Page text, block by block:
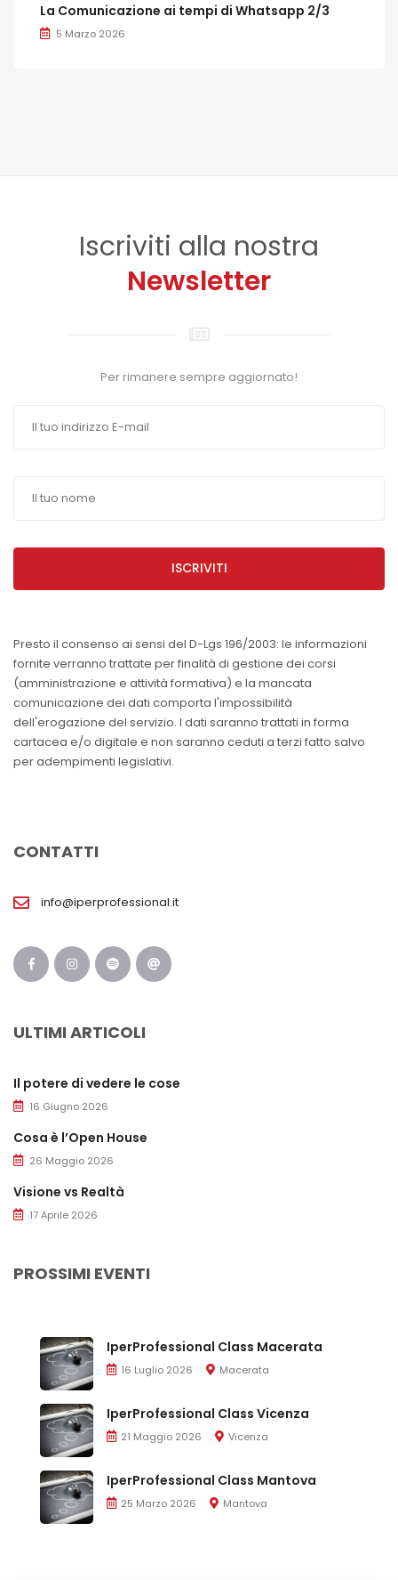
La Comunicazione ai tempi di Whatsapp 2/3
5 Marzo 2026
Iscriviti alla nostra
Newsletter
Per rimanere sempre aggiornato!
ISCRIVITI
Presto il consenso ai sensi del D-Lgs 196/2003: le informazioni
fornite verranno trattate per finalità di gestione dei corsi
(amministrazione e attività formativa) e la mancata
comunicazione dei dati comporta l'impossibilità
dell'erogazione del servizio. I dati saranno trattati in forma
cartacea e/o digitale e non saranno ceduti a terzi fatto salvo
per adempimenti legislativi.
CONTATTI
info@iperprofessional.it
ULTIMI ARTICOLI
Il potere di vedere le cose
16 Giugno 2026
Cosa è l’Open House
26 Maggio 2026
Visione vs Realtà
17 Aprile 2026
PROSSIMI EVENTI
IperProfessional Class Macerata
16 Luglio 2026 Macerata
IperProfessional Class Vicenza
21 Maggio 2026 Vicenza
IperProfessional Class Mantova
25 Marzo 2026 Mantova